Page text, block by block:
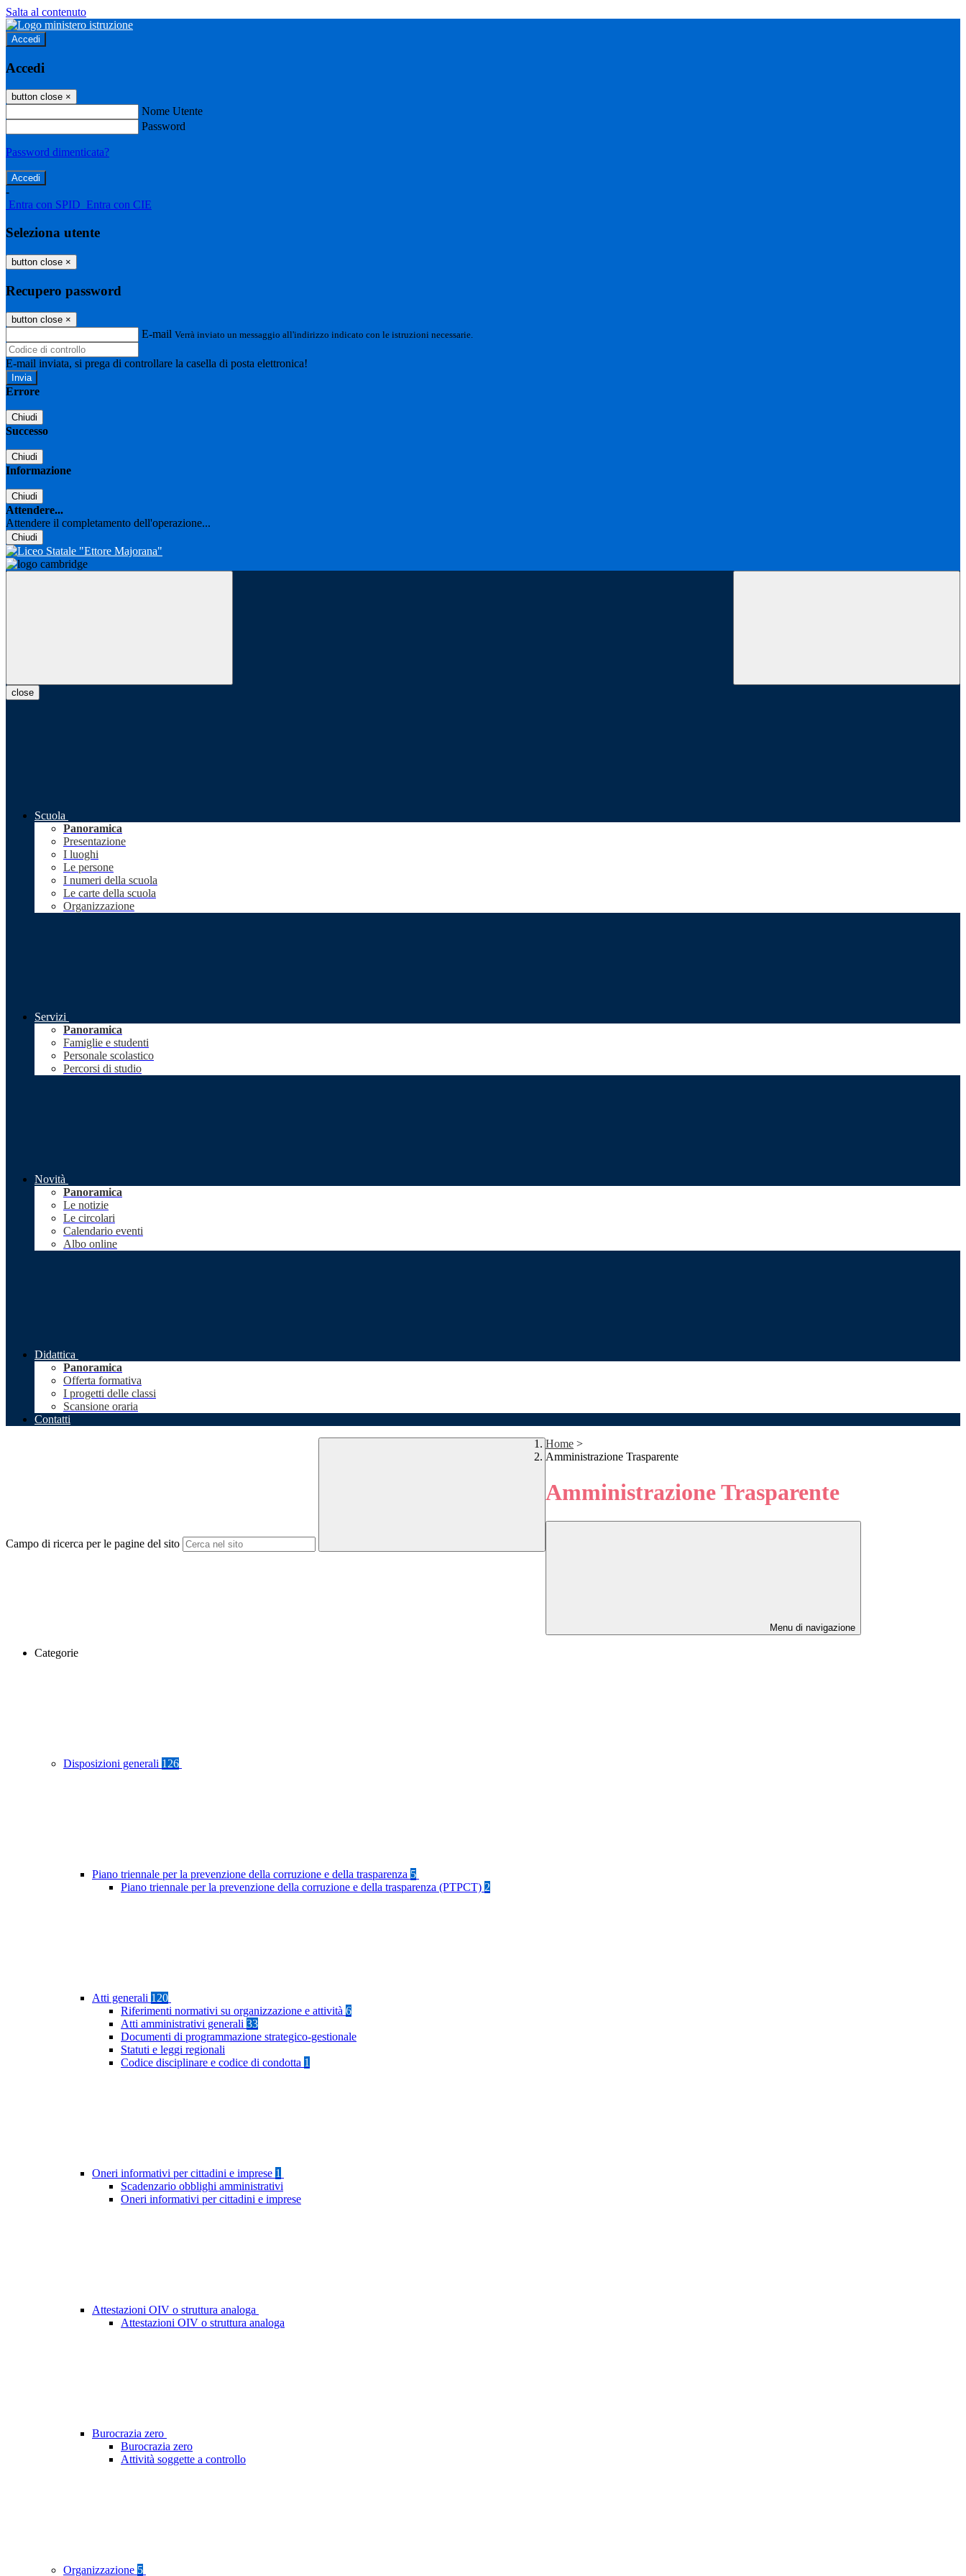
Salta al contenuto
Accedi
Accedi
button close ×
Nome Utente
Password
Password dimenticata?
-
Entra con SPID Entra con CIE
Seleziona utente
button close ×
Recupero password
button close ×
E-mail Verrà inviato un messaggio all'indirizzo indicato con le istruzioni necessarie.
E-mail inviata, si prega di controllare la casella di posta elettronica!
Errore
Chiudi
Successo
Chiudi
Informazione
Chiudi
Attendere...
Attendere il completamento dell'operazione...
Chiudi
close
Scuola
Panoramica
Presentazione
I luoghi
Le persone
I numeri della scuola
Le carte della scuola
Organizzazione
Servizi
Panoramica
Famiglie e studenti
Personale scolastico
Percorsi di studio
Novità
Panoramica
Le notizie
Le circolari
Calendario eventi
Albo online
Didattica
Panoramica
Offerta formativa
I progetti delle classi
Scansione oraria
Contatti
Campo di ricerca per le pagine del sito
Home >
Amministrazione Trasparente
Amministrazione Trasparente
Menu di navigazione
Categorie
Disposizioni generali 126
Piano triennale per la prevenzione della corruzione e della trasparenza 5
Piano triennale per la prevenzione della corruzione e della trasparenza (PTPCT) 2
Atti generali 120
Riferimenti normativi su organizzazione e attività 6
Atti amministrativi generali 33
Documenti di programmazione strategico-gestionale
Statuti e leggi regionali
Codice disciplinare e codice di condotta 1
Oneri informativi per cittadini e imprese 1
Scadenzario obblighi amministrativi
Oneri informativi per cittadini e imprese
Attestazioni OIV o struttura analoga
Attestazioni OIV o struttura analoga
Burocrazia zero
Burocrazia zero
Attività soggette a controllo
Organizzazione 5